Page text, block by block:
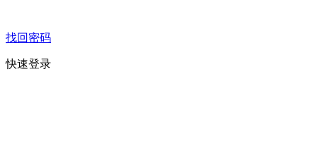
找回密码
快速登录